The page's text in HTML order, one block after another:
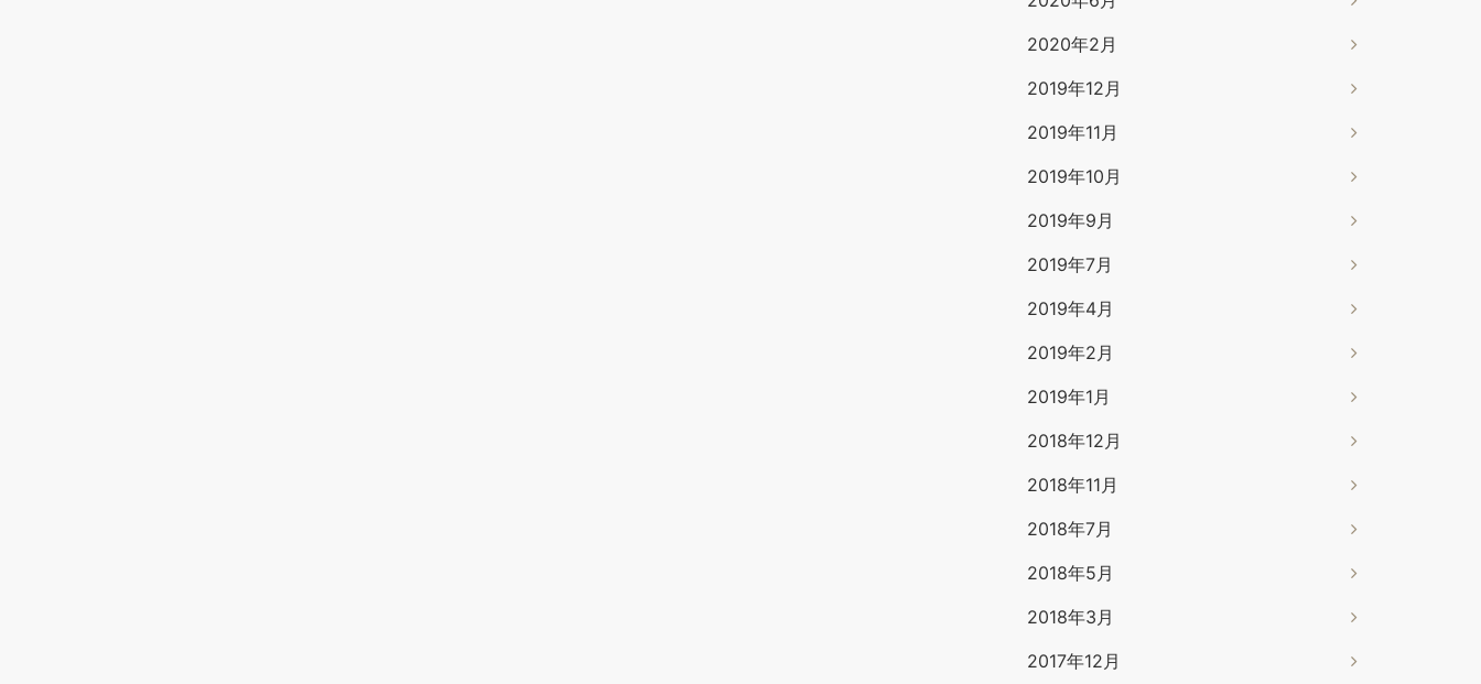
2020年2月
2019年12月
2019年11月
2019年10月
2019年9月
2019年7月
2019年4月
2019年2月
2019年1月
2018年12月
2018年11月
2018年7月
2018年5月
2018年3月
2017年12月